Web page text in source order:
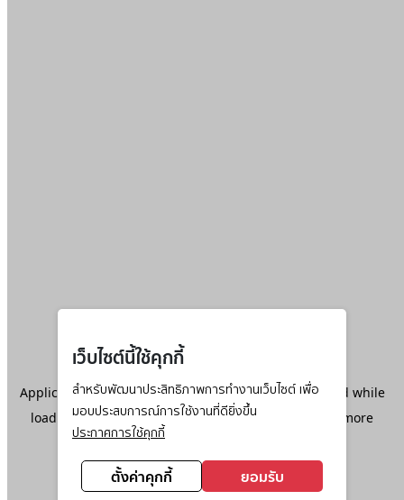
เว็บไซต์นี้ใช้คุกกี้
สำหรับพัฒนาประสิทธิภาพการทำงานเว็บไซต์ เพื่อ
มอบประสบการณ์การใช้งานที่ดียิ่งขึ้น
ประกาศการใช้คุกกี้
ตั้งค่าคุกกี้ ยอมรับ
Application error: aclient-side exception has occurred while
loadingwww.ktc.co.th(see the browser console
for more
information).